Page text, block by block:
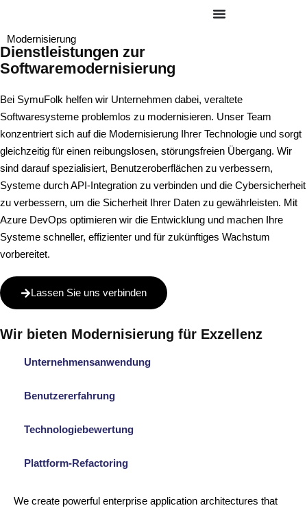
Modernisierung
Dienstleistungen zur
Softwaremodernisierung
Bei SymuFolk helfen wir Unternehmen dabei, veraltete
Softwaresysteme problemlos zu modernisieren. Unser Team
konzentriert sich auf die Modernisierung Ihrer Technologie und sorgt
gleichzeitig für einen reibungslosen, störungsfreien Übergang. Wir
sind darauf spezialisiert, Benutzeroberflächen zu verbessern,
Systeme durch API-Integration zu verbinden und die Cybersicherheit
zu verbessern, um die Sicherheit Ihrer Daten zu gewährleisten. Mit
Azure DevOps optimieren wir die Entwicklung und machen Ihre
Systeme schneller, effizienter und für zukünftiges Wachstum
vorbereitet.
Lassen Sie uns verbinden
Wir bieten Modernisierung für Exzellenz
Unternehmensanwendung
Benutzererfahrung
Technologiebewertung
Plattform-Refactoring
We create powerful enterprise application architectures that